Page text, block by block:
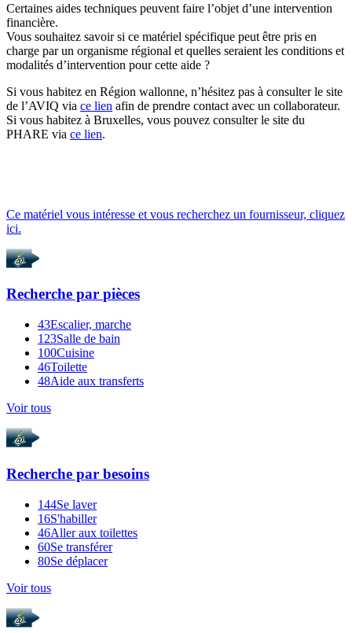
Certaines aides techniques peuvent faire l’objet d’une intervention
financière.
Vous souhaitez savoir si ce matériel spécifique peut être pris en
charge par un organisme régional et quelles seraient les conditions et
modalités d’intervention pour cette aide ?
Si vous habitez en Région wallonne, n’hésitez pas à consulter le site
de l’AVIQ via ce lien afin de prendre contact avec un collaborateur.
Si vous habitez à Bruxelles, vous pouvez consulter le site du
PHARE via ce lien.
Ce matériel vous intéresse et vous recherchez un fournisseur, cliquez
ici.
Recherche par pièces
43Escalier, marche
123Salle de bain
100Cuisine
46Toilette
48Aide aux transferts
Voir tous
Recherche par besoins
144Se laver
16S'habiller
46Aller aux toilettes
60Se transférer
80Se déplacer
Voir tous